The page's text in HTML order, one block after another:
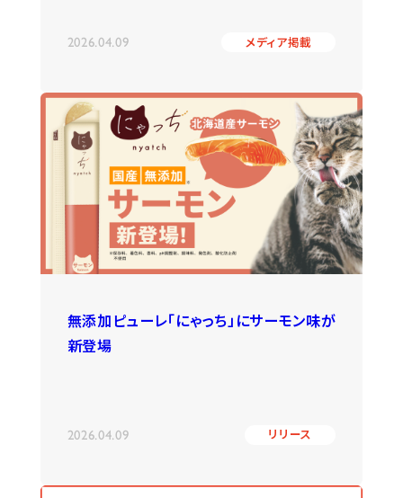
2026.04.09 メディア掲載
無添加ピューレ「にゃっち」にサーモン味が
新登場
2026.04.09 リリース